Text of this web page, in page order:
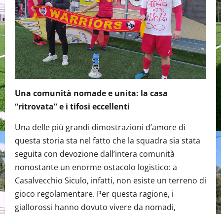
Una comunità nomade e unita: la casa
“ritrovata” e i tifosi eccellenti
Una delle più grandi dimostrazioni d’amore di
questa storia sta nel fatto che la squadra sia stata
seguita con devozione dall’intera comunità
nonostante un enorme ostacolo logistico: a
Casalvecchio Siculo, infatti, non esiste un terreno di
gioco regolamentare. Per questa ragione, i
giallorossi hanno dovuto vivere da nomadi,